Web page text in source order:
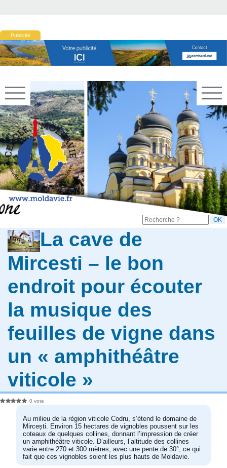
Publicité
La cave de
Mircesti – le bon
endroit pour écouter
la musique des
feuilles de vigne dans
un « amphithéâtre
viticole »
0 vote
Au milieu de la région viticole Codru, s’étend le domaine de
Mircești. Environ 15 hectares de vignobles poussent sur les
coteaux de quelques collines, donnant l’impression de créer
un amphithéâtre viticole. D’ailleurs, l’altitude des collines
varie entre 270 et 300 mètres, avec une pente de 30°, ce qui
fait que ces vignobles soient les plus hauts de Moldavie.